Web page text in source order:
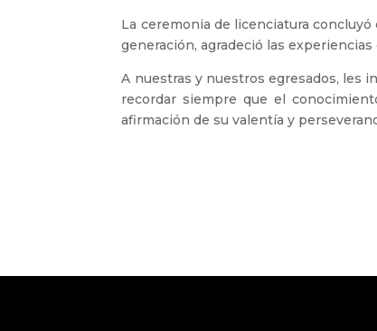
La ceremonia de licenciatura
generación, agradeció las
A nuestras y nuestros egresados, les
recordar siempre que el
afirmación de su valentía y